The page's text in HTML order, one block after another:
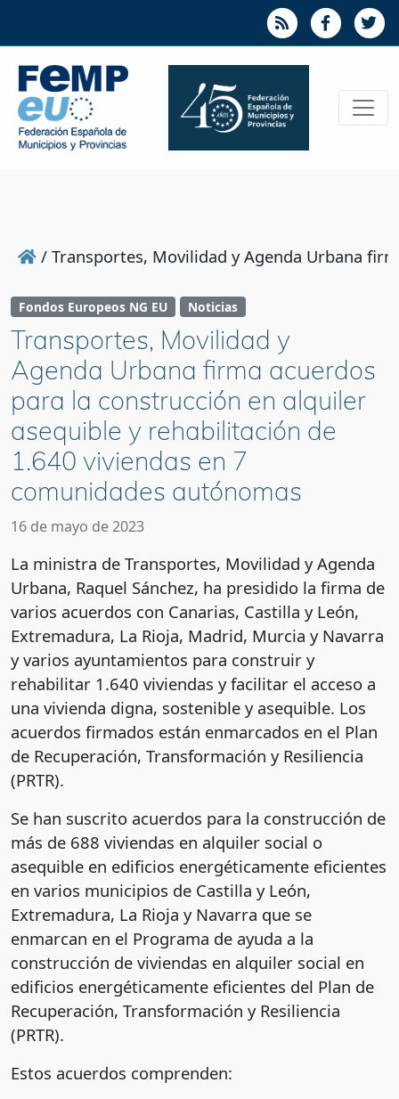
/ Transportes, Movilidad y Agenda Urbana
Fondos Europeos NG EU Noticias
Transportes, Movilidad y
Agenda Urbana firma acuerdos
para la construcción en alquiler
asequible y rehabilitación de
1.640 viviendas en 7
comunidades autónomas
16 de mayo de 2023
La ministra de Transportes, Movilidad y Agenda
Urbana, Raquel Sánchez, ha presidido la firma de
varios acuerdos con Canarias, Castilla y León,
Extremadura, La Rioja, Madrid, Murcia y Navarra
y varios ayuntamientos para construir y
rehabilitar 1.640 viviendas y facilitar el acceso a
una vivienda digna, sostenible y asequible. Los
acuerdos firmados están enmarcados en el Plan
de Recuperación, Transformación y Resiliencia
(PRTR).
Se han suscrito acuerdos para la construcción de
más de 688 viviendas en alquiler social o
asequible en edificios energéticamente eficientes
en varios municipios de Castilla y León,
Extremadura, La Rioja y Navarra que se
enmarcan en el Programa de ayuda a la
construcción de viviendas en alquiler social en
edificios energéticamente eficientes del Plan de
Recuperación, Transformación y Resiliencia
(PRTR).
Estos acuerdos comprenden: